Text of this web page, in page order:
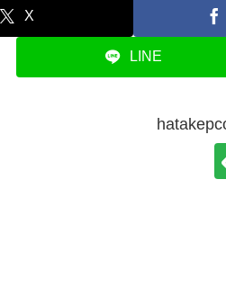
X
LINE